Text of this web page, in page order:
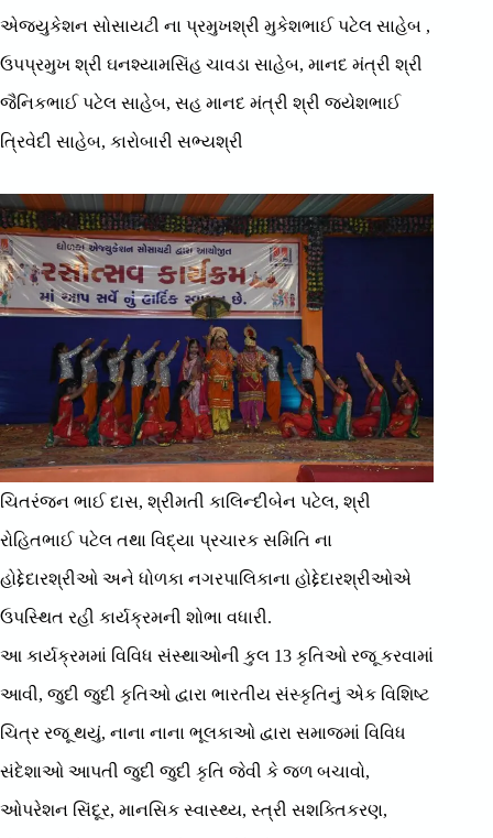
એજ્યુકેશન સોસાયટી ના પ્રમુખશ્રી મુકેશભાઈ પટેલ સાહેબ ,
ઉપપ્રમુખ શ્રી ઘનશ્યામસિંહ ચાવડા સાહેબ, માનદ મંત્રી શ્રી
જૈનિકભાઈ પટેલ સાહેબ, સહ માનદ મંત્રી શ્રી જયેશભાઈ
ત્રિવેદી સાહેબ, કારોબારી સભ્યશ્રી
ચિતરંજન ભાઈ દાસ, શ્રીમતી કાલિન્દીબેન પટેલ, શ્રી
રોહિતભાઈ પટેલ તથા વિદ્યા પ્રચારક સમિતિ ના
હોદ્દેદારશ્રીઓ અને ધોળકા નગરપાલિકાના હોદ્દેદારશ્રીઓએ
ઉપસ્થિત રહી કાર્યક્રમની શોભા વધારી.
આ કાર્યક્રમમાં વિવિધ સંસ્થાઓની કુલ 13 કૃતિઓ રજૂ કરવામાં
આવી, જુદી જુદી કૃતિઓ દ્વારા ભારતીય સંસ્કૃતિનું એક વિશિષ્ટ
ચિત્ર રજૂ થયું, નાના નાના ભૂલકાઓ દ્વારા સમાજમાં વિવિધ
સંદેશાઓ આપતી જુદી જુદી કૃતિ જેવી કે જળ બચાવો,
ઓપરેશન સિંદૂર, માનસિક સ્વાસ્થ્ય, સ્ત્રી સશક્તિકરણ,